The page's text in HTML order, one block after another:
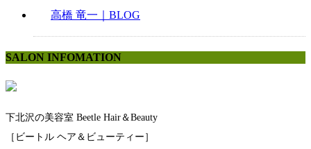
高橋 竜一｜BLOG
SALON INFOMATION
下北沢の美容室 Beetle Hair＆Beauty
［ビートル ヘア＆ビューティー］